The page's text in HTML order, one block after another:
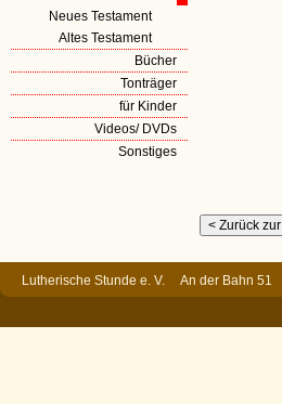
Neues Testament
Altes Testament
Bücher
Tonträger
für Kinder
Videos/ DVDs
Sonstiges
Lutherische Stunde e. V. An der Bahn